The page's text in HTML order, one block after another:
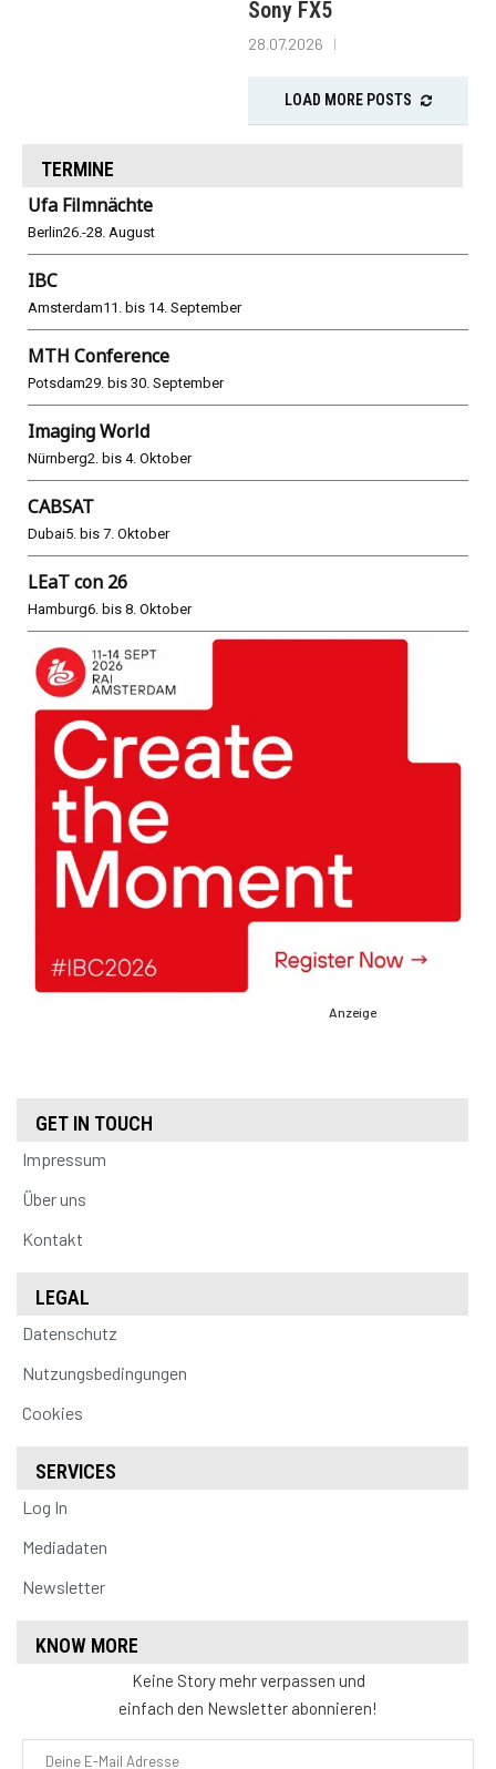
Sony FX5
28.07.2026
LOAD MORE POSTS
TERMINE
Ufa Filmnächte
Berlin26.-28. August
IBC
Amsterdam11. bis 14. September
MTH Conference
Potsdam29. bis 30. September
Imaging World
Nürnberg2. bis 4. Oktober
CABSAT
Dubai5. bis 7. Oktober
LEaT con 26
Hamburg6. bis 8. Oktober
Anzeige
GET IN TOUCH
Impressum
Über uns
Kontakt
LEGAL
Datenschutz
Nutzungsbedingungen
Cookies
SERVICES
Log In
Mediadaten
Newsletter
KNOW MORE
Keine Story mehr verpassen und
einfach den Newsletter abonnieren!